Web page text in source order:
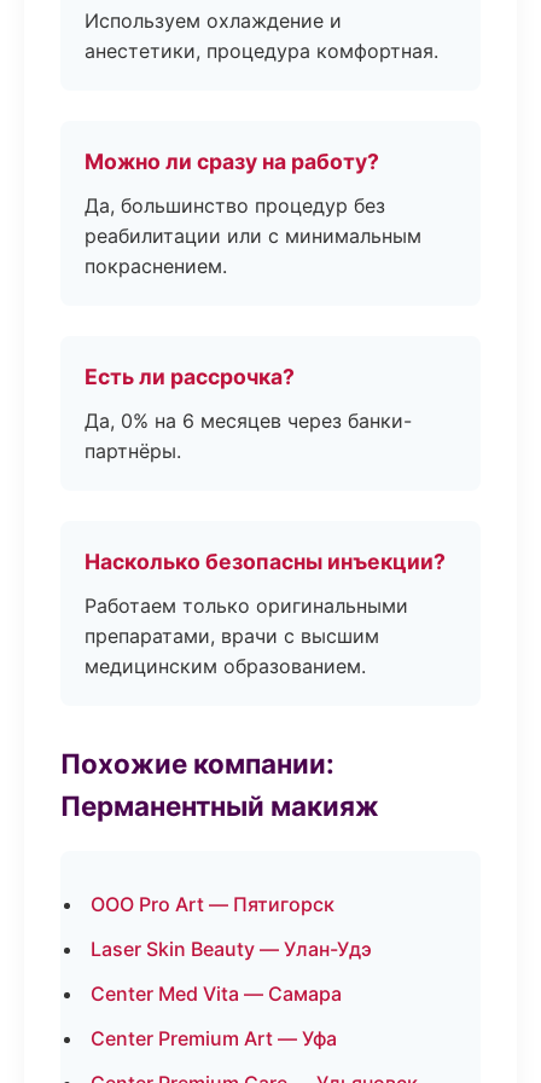
Используем охлаждение и
анестетики, процедура комфортная.
Можно ли сразу на работу?
Да, большинство процедур без
реабилитации или с минимальным
покраснением.
Есть ли рассрочка?
Да, 0% на 6 месяцев через банки-
партнёры.
Насколько безопасны инъекции?
Работаем только оригинальными
препаратами, врачи с высшим
медицинским образованием.
Похожие компании:
Перманентный макияж
ООО Pro Art — Пятигорск
Laser Skin Beauty — Улан-Удэ
Center Med Vita — Самара
Center Premium Art — Уфа